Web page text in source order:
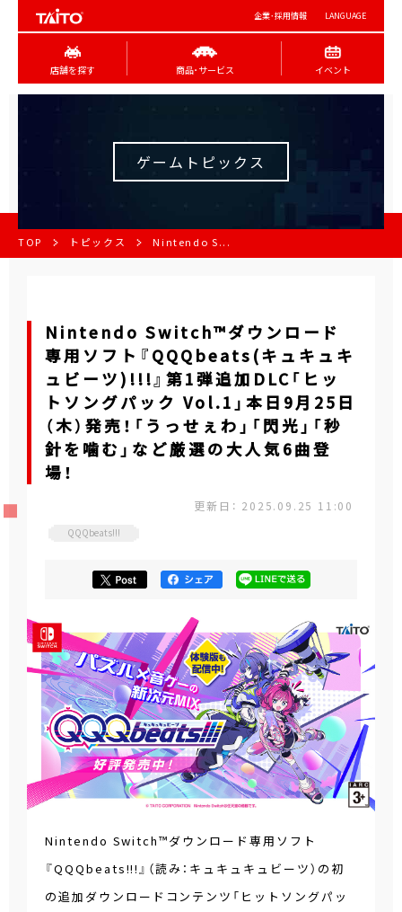
企業･採用情報 LANGUAGE
店舗を探す 商品･サービス イベント
ゲームトピックス
TOP トピックス Nintendo S...
Nintendo Switch™ダウンロード
専用ソフト『QQQbeats(キュキュキ
ュビーツ)!!!』第1弾追加DLC「ヒッ
トソングパック Vol.1」本日9月25日
（木）発売！「うっせぇわ」「閃光」「秒
針を噛む」など厳選の大人気6曲登
場！
更新日： 2025.09.25 11:00
QQQbeats!!!
Nintendo Switch™ダウンロード専用ソフト
『QQQbeats!!!』（読み：キュキュキュビーツ）の初
の追加ダウンロードコンテンツ「ヒットソングパッ